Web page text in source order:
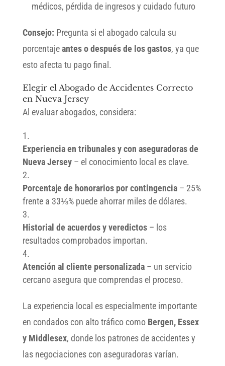
médicos, pérdida de ingresos y cuidado futuro
Consejo: Pregunta si el abogado calcula su
porcentajeantes o después de los gastos, ya que
esto afecta tu pago final.
Elegir el Abogado de Accidentes Correcto
en Nueva Jersey
Al evaluar abogados, considera:
Experiencia en tribunales y con aseguradoras de
Nueva Jersey– el conocimiento local es clave.
Porcentaje de honorarios por contingencia– 25%
frente a 33⅓% puede ahorrar miles de dólares.
Historial de acuerdos y veredictos– los
resultados comprobados importan.
Atención al cliente personalizada– un servicio
cercano asegura que comprendas el proceso.
La experiencia local es especialmente importante
en condados con alto tráfico como Bergen, Essex
y Middlesex, donde los patrones de accidentes y
las negociaciones con aseguradoras varían.